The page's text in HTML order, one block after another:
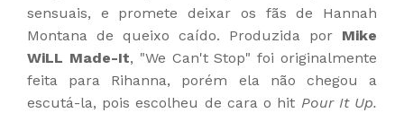
sensuais, e promete deixar os fãs de Hannah
Montana de queixo caído. Produzida por Mike
WiLL Made-It, "We Can't Stop" foi originalmente
feita para Rihanna, porém ela não chegou a
escutá-la, pois escolheu de cara o hit Pour It Up.